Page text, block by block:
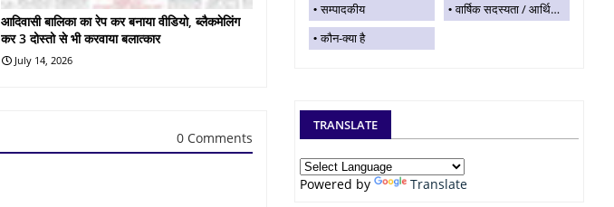
आदिवासी बालिका का रेप कर बनाया वीडियो, ब्लैकमेलिंग
कर 3 दोस्तो से भी करवाया बलात्कार
July 14, 2026
0 Comments
सम्पादकीय
वार्षिक सदस्यता / आर्थिक सहयोग
कौन-क्या है
TRANSLATE
Powered by Translate